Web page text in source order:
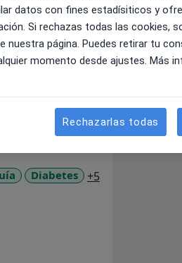
Diabetes +5
datos con fines estadísiticos y
Si rechazas todas las cookies,
nuestra página. Puedes retirar tu
momento desde ajustes. Más
Rechazarlas todas